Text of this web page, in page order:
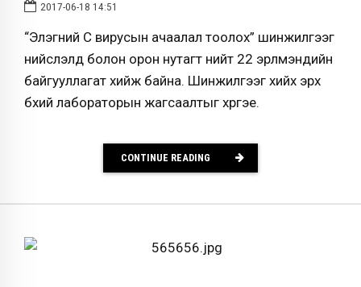
2017-06-18 14:51
“Элэгний С вирусын ачаалал тоолох” шинжилгээг
нийслэлд болон орон нутагт нийт 22 эрүүлмэндийн
байгууллагат хийж байна. Шинжилгээг хийх эрх
бүхий лабораторын жагсаалтыг хүргэе.
CONTINUE READING